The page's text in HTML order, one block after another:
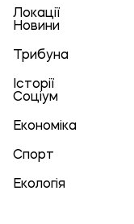
Локації
Новини
Трибуна
Історії
Соціум
Економіка
Спорт
Екологія